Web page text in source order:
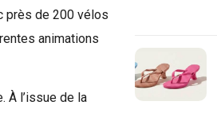
près de 200 vélos
animations
À l’issue de la